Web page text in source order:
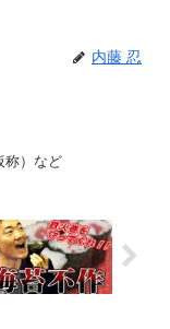
内藤 忍
称）など